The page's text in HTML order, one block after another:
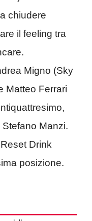
chiudere
il feeling tra
Migno (Sky
Matteo Ferrari
Manzi.
Drink
posizione.